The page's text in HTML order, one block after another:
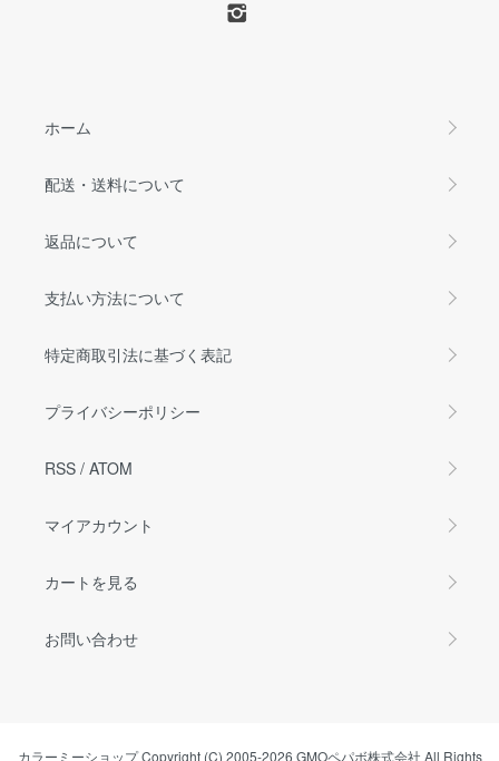
ホーム
配送・送料について
返品について
支払い方法について
特定商取引法に基づく表記
プライバシーポリシー
RSS / ATOM
マイアカウント
カートを見る
お問い合わせ
カラーミーショップCopyright (C) 2005-2026 GMOペパボ株式会社 All Rights